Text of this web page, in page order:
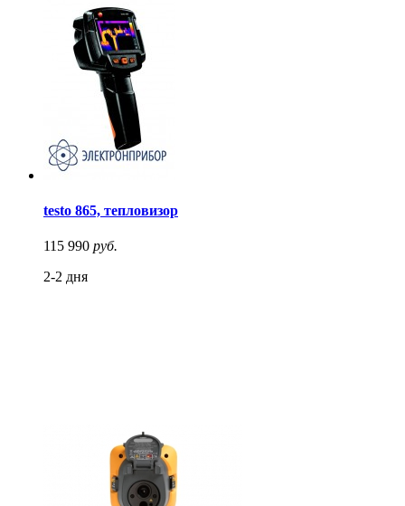
testo 865, тепловизор
115 990 руб.
2-2 дня